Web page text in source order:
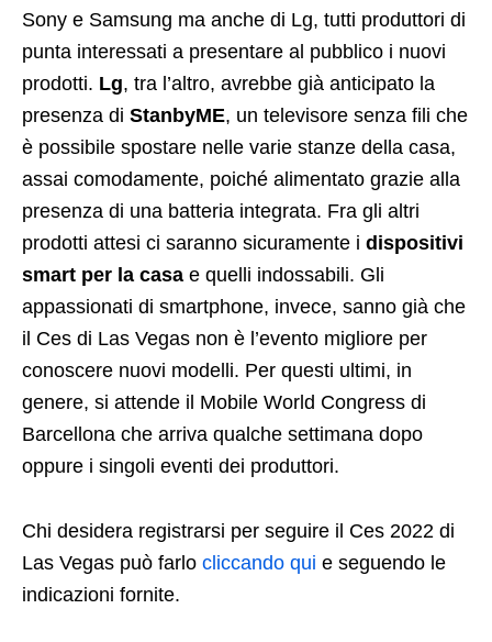
Sony e Samsung ma anche di Lg, tutti produttori di
punta interessati a presentare al pubblico i nuovi
prodotti. Lg, tra l’altro, avrebbe già anticipato la
presenza di StanbyME, un televisore senza fili che
è possibile spostare nelle varie stanze della casa,
assai comodamente, poiché alimentato grazie alla
presenza di una batteria integrata. Fra gli altri
prodotti attesi ci saranno sicuramente i dispositivi
smart per la casa e quelli indossabili. Gli
appassionati di smartphone, invece, sanno già che
il Ces di Las Vegas non è l’evento migliore per
conoscere nuovi modelli. Per questi ultimi, in
genere, si attende il Mobile World Congress di
Barcellona che arriva qualche settimana dopo
oppure i singoli eventi dei produttori.
Chi desidera registrarsi per seguire il Ces 2022 di
Las Vegas può farlo cliccando qui e seguendo le
indicazioni fornite.